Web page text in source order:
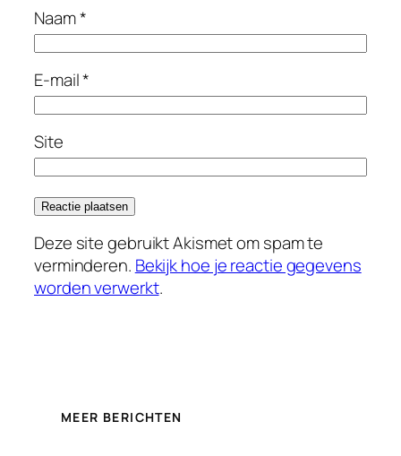
Naam*
E-mail*
Site
Deze site gebruikt Akismet om spam te
verminderen. Bekijk hoe je reactie gegevens
worden verwerkt.
MEER BERICHTEN